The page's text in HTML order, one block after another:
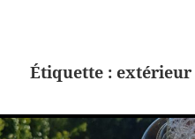
Étiquette :extérieur